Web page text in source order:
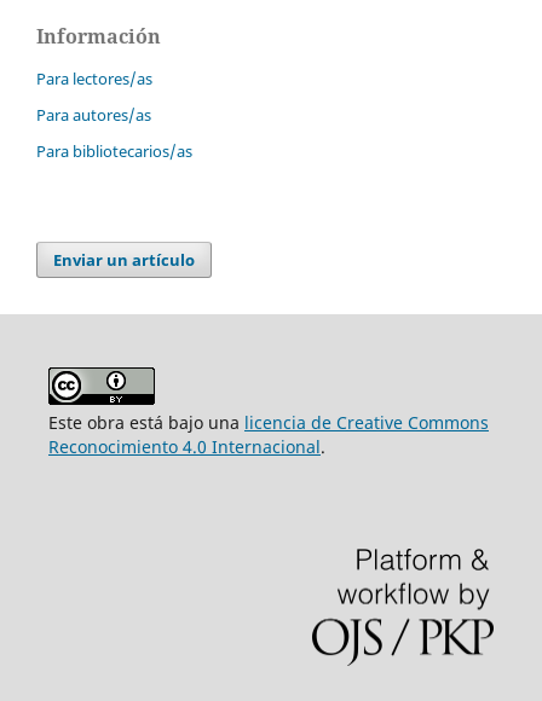
Información
Para lectores/as
Para autores/as
Para bibliotecarios/as
Enviar un artículo
Este obra está bajo una licencia de Creative Commons
Reconocimiento 4.0 Internacional.